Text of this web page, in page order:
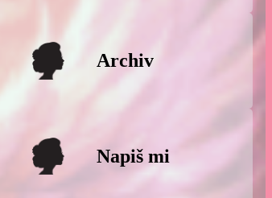
Archiv
Napiš mi